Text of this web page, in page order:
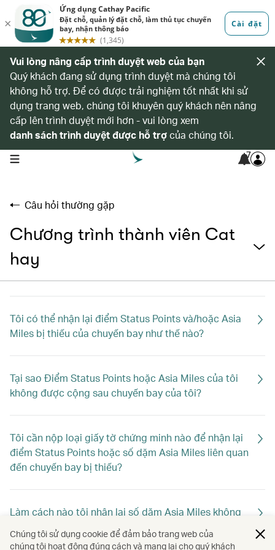
Vui lòng nâng cấp trình duyệt web của bạn
Quý khách đang sử dụng trình duyệt mà chúng tôi
không hỗ trợ. Để có được trải nghiệm tốt nhất khi sử
dụng trang web, chúng tôi khuyên quý khách nên nâng
cấp lên trình duyệt mới hơn - vui lòng xem
danh sách trình duyệt được hỗ trợcủa chúng tôi.
open navigation menu 7
Câu hỏi thường gặp
Chương trình thành viên Cat
hay
Tôi có thể nhận lại điểm Status Points và/hoặc Asia
Miles bị thiếu của chuyến bay như thế nào?
Tại sao Điểm Status Points hoặc Asia Miles của tôi
không được cộng sau chuyến bay của tôi?
Tôi cần nộp loại giấy tờ chứng minh nào để nhận lại
điểm Status Points hoặc số dặm Asia Miles liên quan
đến chuyến bay bị thiếu?
Làm cách nào tôi nhận lại số dặm Asia Miles không
liên quan đến chuyến bay?
Chúng tôi sử dụng cookie để đảm bảo trang web của
chúng tôi hoạt động đúng cách và mang lại cho quý khách